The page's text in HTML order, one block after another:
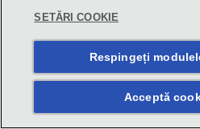
pe care pisica ta să o
putință. Există o
amuzante pentru
confecționând
SETĂRI COOKIE
Respingeți
Acceptă